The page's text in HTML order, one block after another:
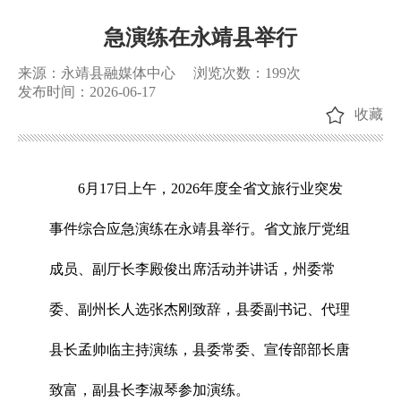
急演练在永靖县举行
来源：永靖县融媒体中心 浏览次数： 199次
发布时间：2026-06-17
收藏
6月17日上午，2026年度全省文旅行业突发
事件综合应急演练在永靖县举行。省文旅厅党组
成员、副厅长李殿俊出席活动并讲话，州委常
委、副州长人选张杰刚致辞，县委副书记、代理
县长孟帅临主持演练，县委常委、宣传部部长唐
致富，副县长李淑琴参加演练。